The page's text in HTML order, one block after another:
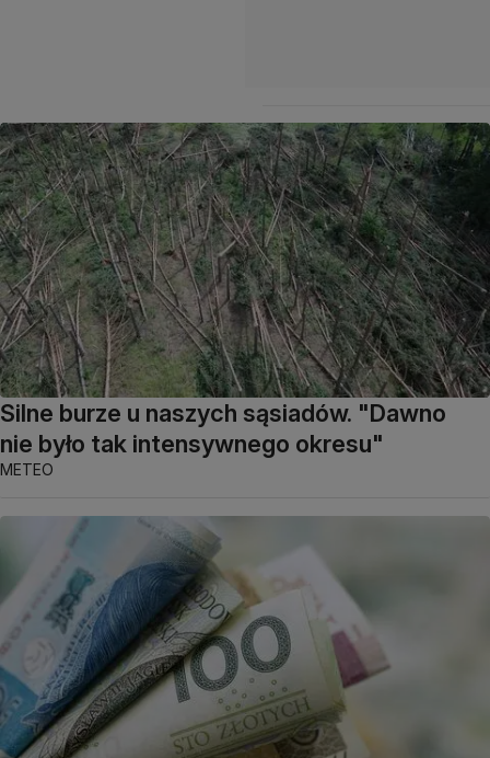
Silne burze u naszych sąsiadów. "Dawno
nie było tak intensywnego okresu"
METEO